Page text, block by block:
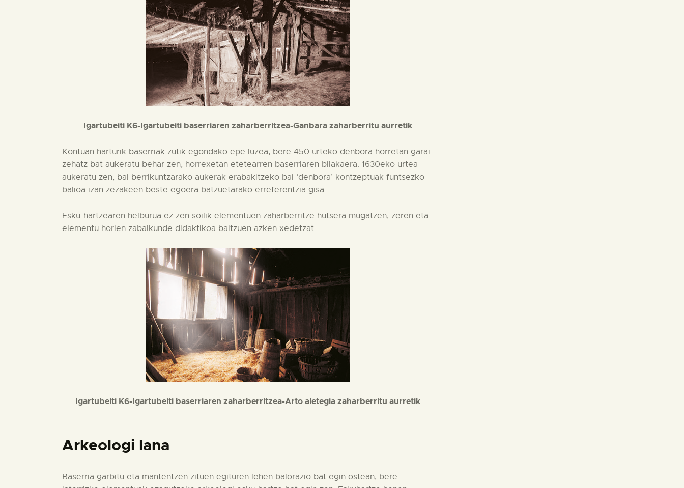
Igartubeiti K6-Igartubeiti baserriaren zaharberritzea-Ganbara zaharberritu aurretik
Kontuan harturik baserriak zutik egondako epe luzea, bere 450 urteko denbora horretan garai
zehatz bat aukeratu behar zen, horrexetan etetearren baserriaren bilakaera. 1630eko urtea
aukeratu zen, bai berrikuntzarako aukerak erabakitzeko bai ‘denbora’ kontzeptuak funtsezko
balioa izan zezakeen beste egoera batzuetarako erreferentzia gisa.
Esku-hartzearen helburua ez zen soilik elementuen zaharberritze hutsera mugatzen, zeren eta
elementu horien zabalkunde didaktikoa baitzuen azken xedetzat.
Igartubeiti K6-Igartubeiti baserriaren zaharberritzea-Arto aletegia zaharberritu aurretik
Arkeologi lana
Baserria garbitu eta mantentzen zituen egituren lehen balorazio bat egin ostean, bere